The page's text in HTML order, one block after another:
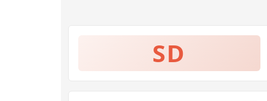
SD